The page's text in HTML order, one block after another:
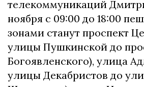
телекоммуникаций
ноября с 09:00 до 18:00
зонами станут проспект
улицы Пушкинской до
Богоявленского), улица
улицы Декабристов до